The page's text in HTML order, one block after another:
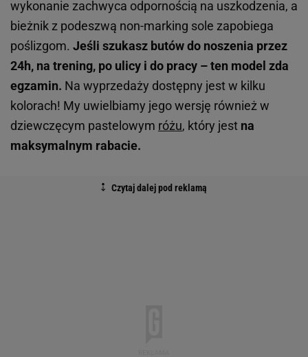
wykonanie zachwyca odpornością na uszkodzenia, a
bieżnik z podeszwą non-marking sole zapobiega
poślizgom. Jeśli szukasz butów do noszenia przez
24h, na trening, po ulicy i do pracy – ten model zda
egzamin. Na wyprzedaży dostępny jest w kilku
kolorach! My uwielbiamy jego wersję również w
dziewczęcym pastelowym różu, który jest na
maksymalnym rabacie.